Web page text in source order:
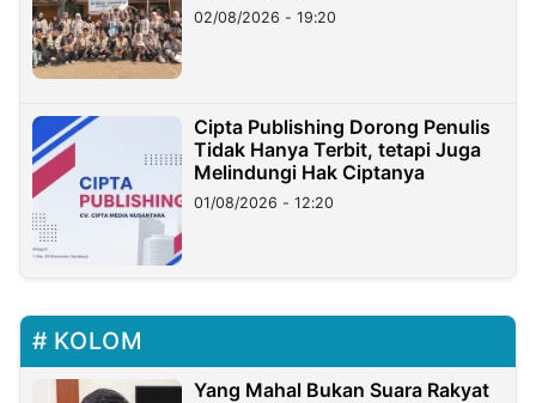
02/08/2026 - 19:20
Cipta Publishing Dorong Penulis
Tidak Hanya Terbit, tetapi Juga
Melindungi Hak Ciptanya
01/08/2026 - 12:20
KOLOM
Yang Mahal Bukan Suara Rakyat